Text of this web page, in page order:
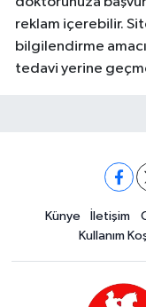
reklam içerebilir.
bilgilendirme
tedavi yerine
Künye İletişim
Kullanım